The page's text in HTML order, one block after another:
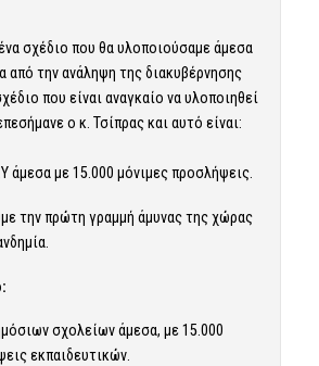
σχέδιο που θα υλοποιούσαμε άμεσα
από την ανάληψη της διακυβέρνησης
που είναι αναγκαίο να υλοποιηθεί
ο κ. Τσίπρας και αυτό είναι:
άμεσα με 15.000 μόνιμες προσλήψεις.
την πρώτη γραμμή άμυνας της χώρας
σχολείων άμεσα, με 15.000
εκπαιδευτικών.